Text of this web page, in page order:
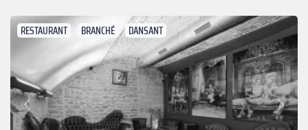
RESTAURANT BRANCHÉ DANSANT
Précédent
Suivant